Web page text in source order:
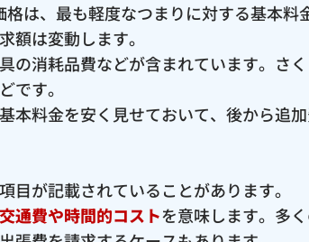
は、最も軽度なつまりに対する基本料
額は変動します。
の消耗品費などが含まれています。さ
です。
本料金を安く見せておいて、後から追
目が記載されていることがあります。
通費や時間的コストを意味します。多